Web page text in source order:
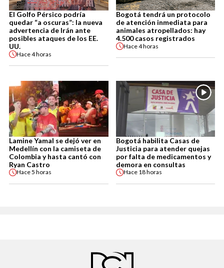
El Golfo Pérsico podría
quedar “a oscuras”: la nueva
advertencia de Irán ante
posibles ataques de los EE.
UU.
Hace4 horas
Bogotá tendrá un protocolo
de atención inmediata para
animales atropellados: hay
4.500 casos registrados
Hace4 horas
Lamine Yamal se dejó ver en
Medellín con la camiseta de
Colombia y hasta cantó con
Ryan Castro
Hace5 horas
Bogotá habilita Casas de
Justicia para atender quejas
por falta de medicamentos y
demora en consultas
Hace 18 horas